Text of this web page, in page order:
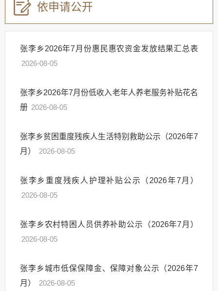
依申请公开
张李乡2026年7月份惠民惠农资金发放结果汇总表
2026-08-05
张李乡2026年7月份低收入老年人养老服务补贴花名
册 2026-08-05
张李乡贫困重度残疾人生活特别救助公示（2026年7
月）
2026-08-05
张李乡重度残疾人护理补贴公示（2026年7月）
2026-08-05
张李乡农村特困人员供养补助公示（2026年7月）
2026-08-05
张李乡城市低保保障金、保障对象公示（2026年7
月）
2026-08-05